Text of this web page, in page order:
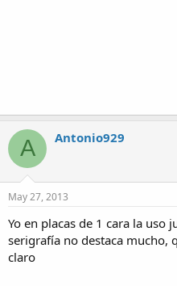
A Antonio929
May 27, 2013
Yo en placas de 1 cara la uso
serigrafía no destaca mucho,
claro